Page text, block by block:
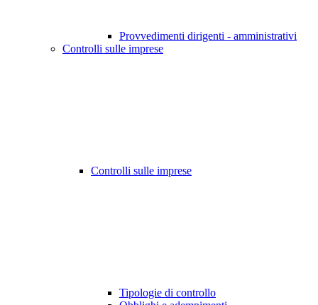
Provvedimenti dirigenti - amministrativi
Controlli sulle imprese
Controlli sulle imprese
Tipologie di controllo